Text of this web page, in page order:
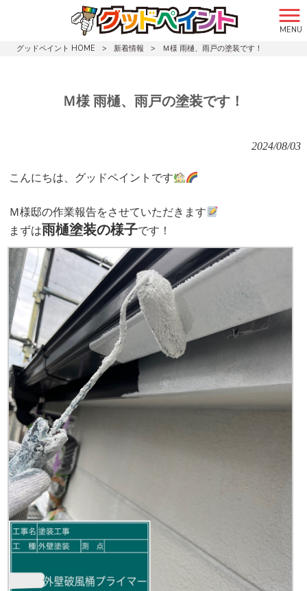
MENU
グッドペイント HOME
> 新着情報 > Ｍ様 雨樋、雨戸の塗装です！
Ｍ様 雨樋、雨戸の塗装です！
2024/08/03
こんにちは、グッドペイントです
Ｍ様邸の作業報告をさせていただきます
まずは雨樋塗装の様子です！